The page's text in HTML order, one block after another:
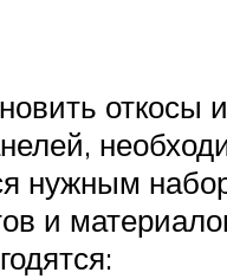
откосы
нужным
и